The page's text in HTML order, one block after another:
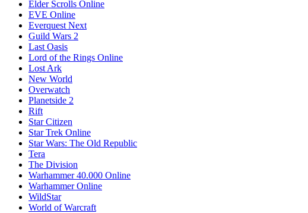
Elder Scrolls Online
EVE Online
Everquest Next
Guild Wars 2
Last Oasis
Lord of the Rings Online
Lost Ark
New World
Overwatch
Planetside 2
Rift
Star Citizen
Star Trek Online
Star Wars: The Old Republic
Tera
The Division
Warhammer 40.000 Online
Warhammer Online
WildStar
World of Warcraft